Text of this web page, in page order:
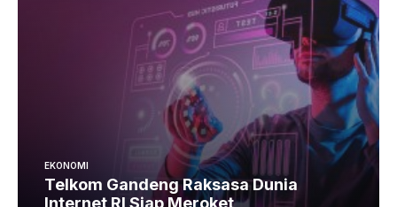
EKONOMI
Telkom Gandeng Raksasa Dunia
Internet RI Siap Meroket